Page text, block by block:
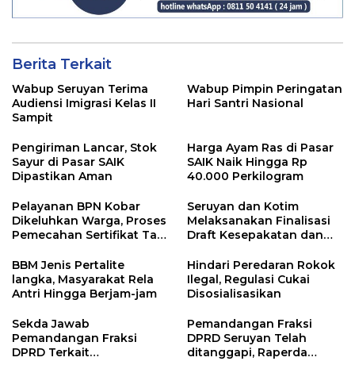
Berita Terkait
Wabup Seruyan Terima
Audiensi Imigrasi Kelas II
Sampit
Wabup Pimpin Peringatan
Hari Santri Nasional
Pengiriman Lancar, Stok
Sayur di Pasar SAIK
Dipastikan Aman
Harga Ayam Ras di Pasar
SAIK Naik Hingga Rp
40.000 Perkilogram
Pelayanan BPN Kobar
Dikeluhkan Warga, Proses
Pemecahan Sertifikat Tak
Seruyan dan Kotim
Melaksanakan Finalisasi
Draft Kesepakatan dan
BBM Jenis Pertalite
langka, Masyarakat Rela
Antri Hingga Berjam-jam
Hindari Peredaran Rokok
Ilegal, Regulasi Cukai
Disosialisasikan
Sekda Jawab
Pemandangan Fraksi
DPRD Terkait
Pemandangan Fraksi
DPRD Seruyan Telah
ditanggapi, Raperda